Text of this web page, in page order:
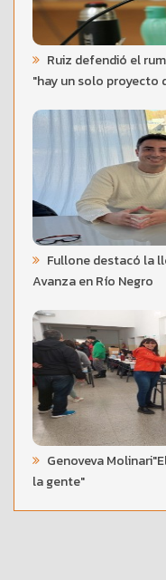
Ruiz defendió el
"hay un solo proyecto
Fullone destacó la
Avanza en Río Negro
Genoveva
la gente"